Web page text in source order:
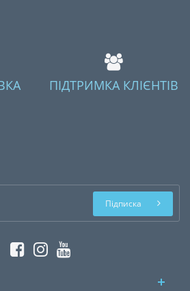
ПІДТРИМКА КЛІЄНТІВ
Підписка